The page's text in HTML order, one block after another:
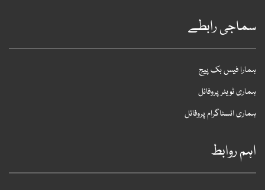
رابطے
فیس بک پیج
ٹویٹر پروفائل
انسٹاگرام پروفائل
روابط